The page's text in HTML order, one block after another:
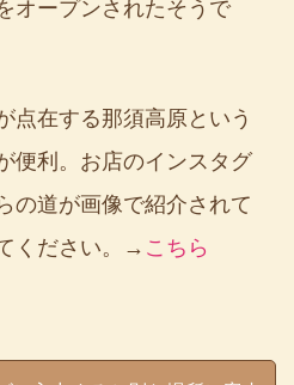
オープンされたそうで
点在する那須高原という
便利。お店のインスタグ
の道が画像で紹介されて
ください。→ こちら